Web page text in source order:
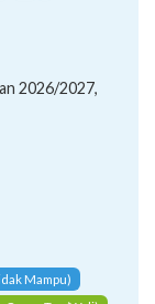
2026/2027,
Mampu)